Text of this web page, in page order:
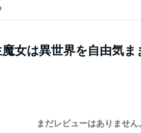
女は異世界を自由気
まだレビューはありません。